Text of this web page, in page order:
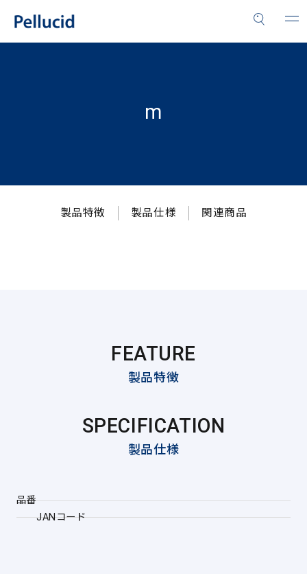
m
製品特徴 製品仕様 関連商品
FEATURE
製品特徴
SPECIFICATION
製品仕様
品番
JANコード